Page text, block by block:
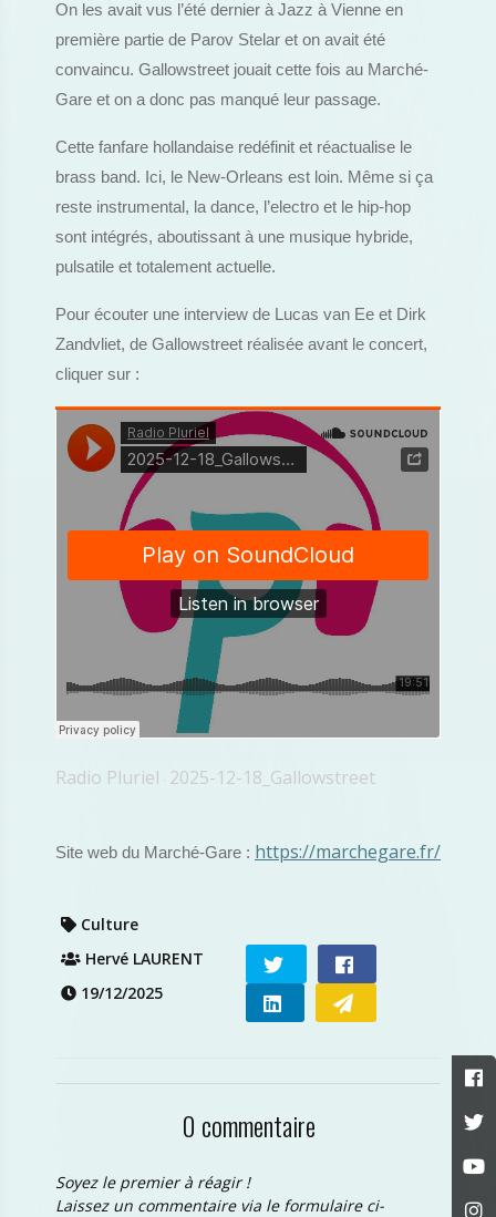
On les avait vus l’été dernier à Jazz à Vienne en
première partie de Parov Stelar et on avait été
convaincu. Gallowstreet jouait cette fois au Marché-
Gare et on a donc pas manqué leur passage.
Cette fanfare hollandaise redéfinit et réactualise le
brass band. Ici, le New-Orleans est loin. Même si ça
reste instrumental, la dance, l’electro et le hip-hop
sont intégrés, aboutissant à une musique hybride,
pulsatile et totalement actuelle.
Pour écouter une interview de Lucas van Ee et Dirk
Zandvliet, de Gallowstreet réalisée avant le concert,
cliquer sur :
Radio Pluriel · 2025-12-18_Gallowstreet
Site web du Marché-Gare : https://marchegare.fr/
Culture
Hervé LAURENT
19/12/2025
0 commentaire
Soyez le premier à réagir !
Laissez un commentaire via le formulaire ci-